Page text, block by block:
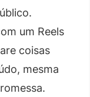
um Reels
coisas
mesma